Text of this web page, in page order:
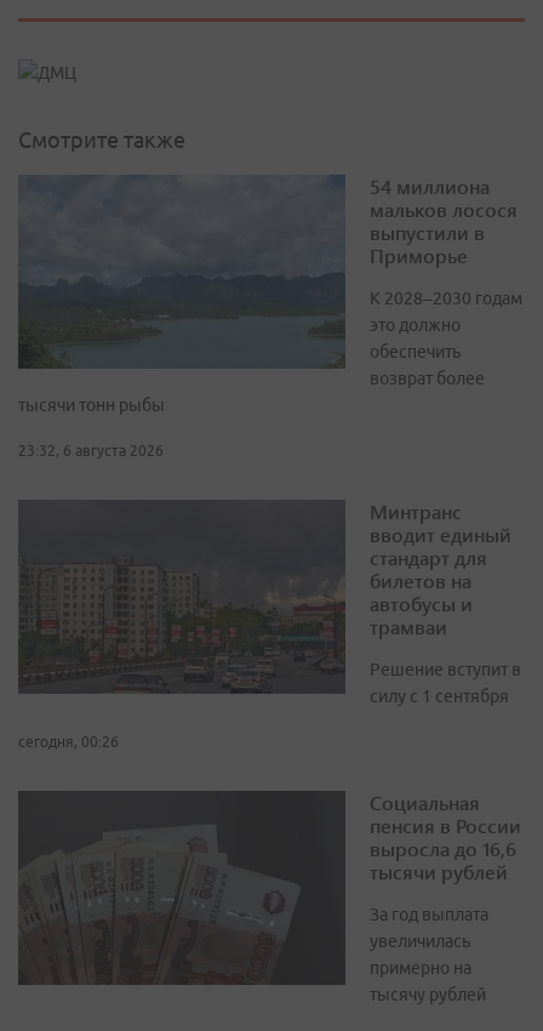
Смотрите также
54 миллиона
мальков лосося
выпустили в
Приморье
К 2028–2030 годам
это должно
обеспечить
возврат более
тысячи тонн рыбы
23:32, 6 августа 2026
Минтранс
вводит единый
стандарт для
билетов на
автобусы и
трамваи
Решение вступит в
силу с 1 сентября
сегодня, 00:26
Социальная
пенсия в России
выросла до 16,6
тысячи рублей
За год выплата
увеличилась
примерно на
тысячу рублей